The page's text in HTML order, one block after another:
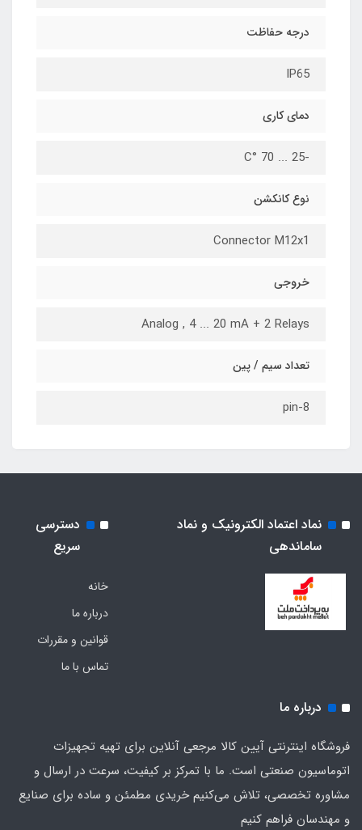
درجه حفاظت
IP65
دمای کاری
-25 ... 70 °C
نوع کانکشن
Connector M12x1
خروجی
Analog , 4 ... 20 mA + 2 Relays
تعداد سیم / پین
8-pin
نماد اعتماد الکترونیک و نماد
ساماندهی
دسترسی
سریع
خانه
درباره ما
قوانین و مقررات
تماس با ما
درباره ما
فروشگاه اینترنتی آیین کالا مرجعی آنلاین برای تهیه تجهیزات
اتوماسیون صنعتی است. ما با تمرکز بر کیفیت، سرعت در ارسال و
مشاوره تخصصی، تلاش می‌کنیم خریدی مطمئن و ساده برای صنایع
و مهندسان فراهم کنیم